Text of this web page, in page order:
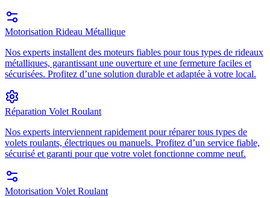
Motorisation Rideau Métallique
Nos experts installent des moteurs fiables pour tous types de rideaux
métalliques, garantissant une ouverture et une fermeture faciles et
sécurisées. Profitez d’une solution durable et adaptée à votre local.
Réparation Volet Roulant
Nos experts interviennent rapidement pour réparer tous types de
volets roulants, électriques ou manuels. Profitez d’un service fiable,
sécurisé et garanti pour que votre volet fonctionne comme neuf.
Motorisation Volet Roulant